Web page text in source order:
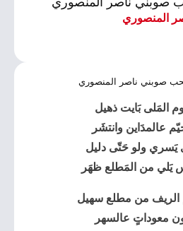
المنصوري
صوبني ناصر المنصوري
المَلى بَايت ذهيل
عالمدَاين وانتشَر
يَسري ولو حَتّى دليل
يَلي من المَطلع ظهَر
من مطلع سهيل
معوداتٍ عالسهر